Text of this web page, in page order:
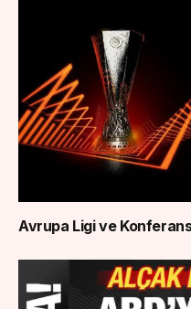
Avrupa Ligi ve